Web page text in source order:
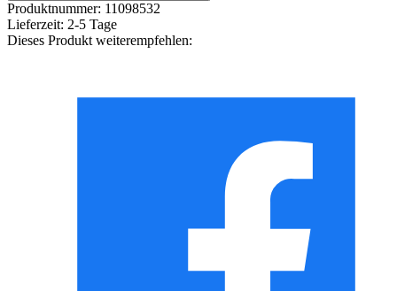
Produktnummer: 11098532
Lieferzeit: 2-5 Tage
Dieses Produkt weiterempfehlen: